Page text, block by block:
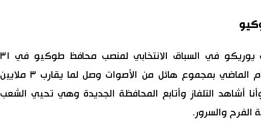
عندما فازت كويكي يوريكو في السباق الانتخابي لمنصب محافظ طوكيو في ٣١
يوليو/ تموز من العام الماضي بمجموع هائل من الأصوات وصل لما يقارب ٣ ملايين
أشاهد التلفاز وأتابع المحافظة الجديدة وهي تحيي الشعب
الفرح والسرور.